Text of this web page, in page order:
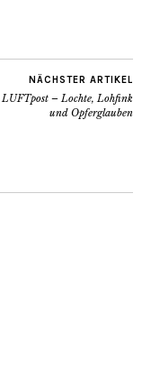
NÄCHSTER ARTIKEL
– Lochte, Lohfink
und Opferglauben